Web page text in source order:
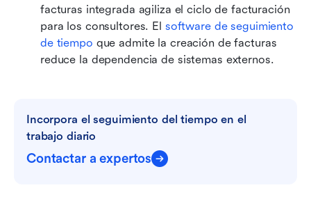
facturas integrada agiliza el ciclo de facturación
para los consultores. El software de seguimiento
de tiempo que admite la creación de facturas
reduce la dependencia de sistemas externos.
Incorpora el seguimiento del tiempo en el
trabajo diario
Contactar a expertos